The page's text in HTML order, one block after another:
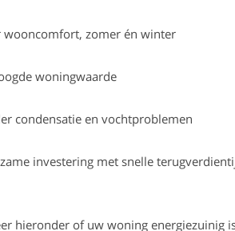
zomer én winter
woningwaarde
en vochtproblemen
investering met snelle
hieronder of uw woning energiezuinig